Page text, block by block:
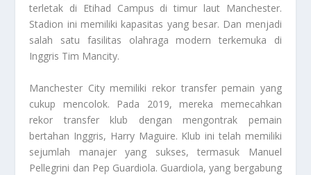
terletak di Etihad Campus di timur laut Manchester.
Stadion ini memiliki kapasitas yang besar. Dan menjadi
salah satu fasilitas olahraga modern terkemuka di
Inggris Tim Mancity.
Manchester City memiliki rekor transfer pemain yang
cukup mencolok. Pada 2019, mereka memecahkan
rekor transfer klub dengan mengontrak pemain
bertahan Inggris, Harry Maguire. Klub ini telah memiliki
sejumlah manajer yang sukses, termasuk Manuel
Pellegrini dan Pep Guardiola. Guardiola, yang bergabung